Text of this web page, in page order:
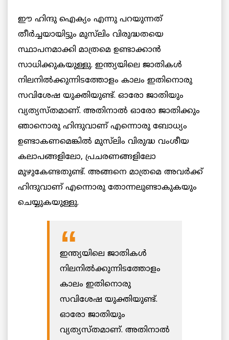
ഈ ഹിന്ദു ഐക്യം എന്നു പറയുന്നത്
തീർച്ചയായിട്ടും മുസ്‌ലിം വിരുദ്ധതയെ
സ്ഥാപനമാക്കി മാത്രമെ ഉണ്ടാക്കാൻ
സാധിക്കുകയുള്ളു. ഇന്ത്യയിലെ ജാതികൾ
നിലനിൽക്കുന്നിടത്തോളം കാലം ഇതിനൊരു
സവിശേഷ യുക്തിയുണ്ട്. ഓരോ ജാതിയും
വ്യത്യസ്തമാണ്. അതിനാൽ ഓരോ ജാതിക്കും
ഞാനൊരു ഹിന്ദുവാണ് എന്നൊരു ബോധ്യം
ഉണ്ടാകണമെങ്കിൽ മുസ്‌ലിം വിരുദ്ധ വംശീയ
കലാപങ്ങളിലോ, പ്രചരണങ്ങളിലോ
മുഴുകേണ്ടതുണ്ട്. അങ്ങനെ മാത്രമെ അവർക്ക്
ഹിന്ദുവാണ് എന്നൊരു തോന്നലുണ്ടാകുകയും
ചെയ്യുകയുള്ളു.
ഇന്ത്യയിലെ ജാതികൾ
നിലനിൽക്കുന്നിടത്തോളം
കാലം ഇതിനൊരു
സവിശേഷ യുക്തിയുണ്ട്.
ഓരോ ജാതിയും
വ്യത്യസ്തമാണ്. അതിനാൽ